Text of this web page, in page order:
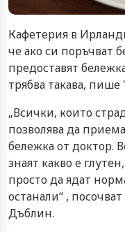
Кафетерия в
че ако си поръчват
предоставят
трябва такава,
„Всички, които
позволява да
бележка от доктор.
знаят какво е
просто да ядат
останали“ ,
Дъблин.